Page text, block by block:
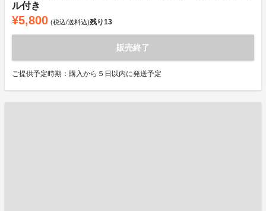
ル付き
¥5,800 (税込/送料込)残り13
販売終了
ご提供予定時期：購入から５日以内に発送予定